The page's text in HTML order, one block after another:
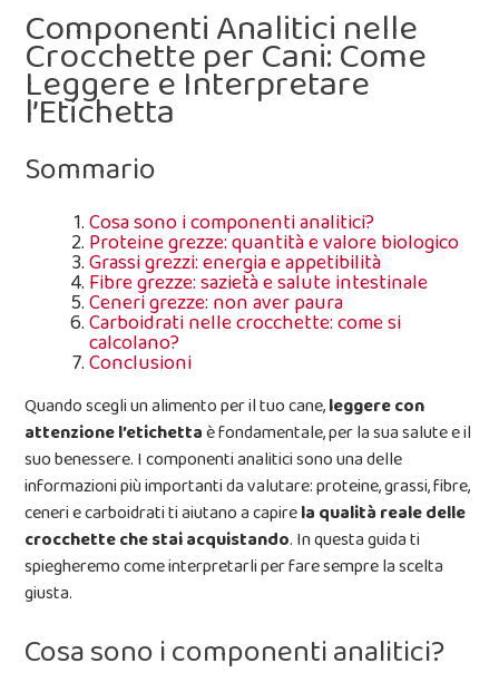
Componenti Analitici nelle
Crocchette per Cani: Come
Leggere e Interpretare
l’Etichetta
Sommario
Cosa sono i componenti analitici?
Proteine grezze: quantità e valore biologico
Grassi grezzi: energia e appetibilità
Fibre grezze: sazietà e salute intestinale
Ceneri grezze: non aver paura
Carboidrati nelle crocchette: come si
calcolano?
Conclusioni
Quando scegli un alimento per il tuo cane,leggere con
attenzione l’etichettaè fondamentale, per la sua salute e il
suo benessere. I componenti analitici sono una delle
informazioni più importanti da valutare: proteine, grassi, fibre,
ceneri e carboidrati ti aiutano a capirela qualità reale delle
crocchette che stai acquistando. In questa guida ti
spiegheremo come interpretarli per fare sempre la scelta
giusta.
Cosa sono i componenti analitici?